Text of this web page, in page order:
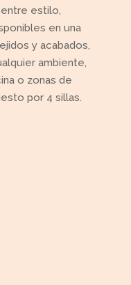
estilo,
en una
y acabados,
ambiente,
o zonas de
por 4 sillas.